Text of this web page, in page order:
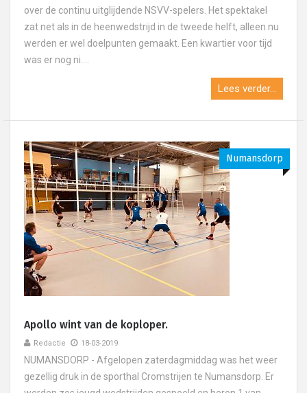
over de continu uitglijdende NSVV-spelers. Het spektakel
zat net als in de heenwedstrijd in de tweede helft, alleen nu
werden er wel doelpunten gemaakt. Een kwartier voor tijd
was er nog ni....
Lees verder...
Numansdorp
Apollo wint van de koploper.
Redactie 18-03-2019
NUMANSDORP - Afgelopen zaterdagmiddag was het weer
gezellig druk in de sporthal Cromstrijen te Numansdorp. Er